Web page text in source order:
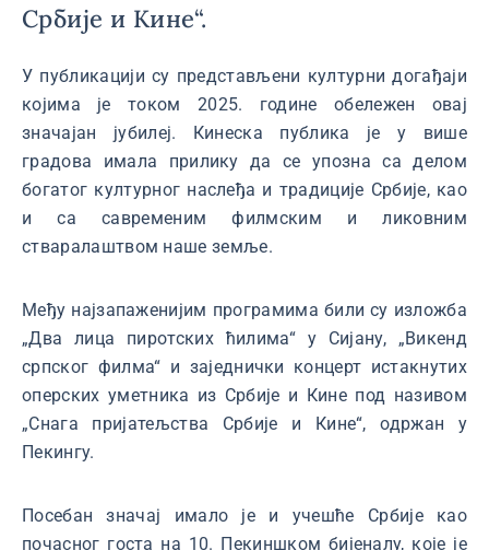
Србије и Кине“.
У публикацији су представљени културни догађаји
којима је током 2025. године обележен овај
значајан јубилеј. Кинеска публика је у више
градова имала прилику да се упозна са делом
богатог културног наслеђа и традиције Србије, као
и са савременим филмским и ликовним
стваралаштвом наше земље.
Међу најзапаженијим програмима били су изложба
„Два лица пиротских ћилима“ у Сијану, „Викенд
српског филма“ и заједнички концерт истакнутих
оперских уметника из Србије и Кине под називом
„Снага пријатељства Србије и Кине“, одржан у
Пекингу.
Посебан значај имало је и учешће Србије као
почасног госта на 10. Пекиншком бијеналу, које је